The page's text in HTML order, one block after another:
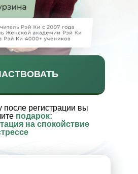
после регистрации вы
подарок:
на спокойствие